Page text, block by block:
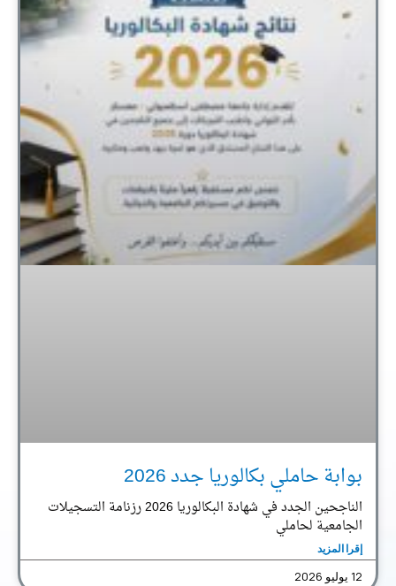
بوابة حاملي بكالوريا جدد 2026
الناجحين الجدد في شهادة البكالوريا 2026 رزنامة التسجيلات
الجامعية لحاملي
إقرا المزيد
12 يوليو 2026